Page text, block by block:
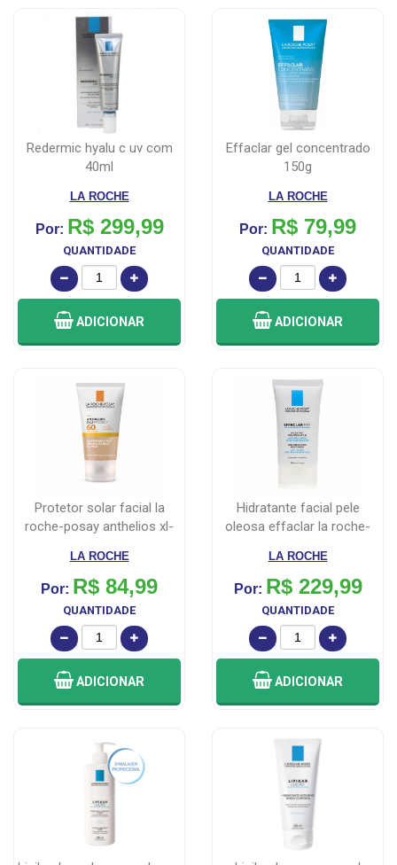
redermic hyalu c uv com
40ml
LA ROCHE
Por: R$ 299,99
QUANTIDADE
ADICIONAR
effaclar gel concentrado
150g
LA ROCHE
Por: R$ 79,99
QUANTIDADE
ADICIONAR
protetor solar facial la
roche-posay anthelios xl-
LA ROCHE
Por: R$ 84,99
QUANTIDADE
ADICIONAR
hidratante facial pele
oleosa effaclar la roche-
LA ROCHE
Por: R$ 229,99
QUANTIDADE
ADICIONAR